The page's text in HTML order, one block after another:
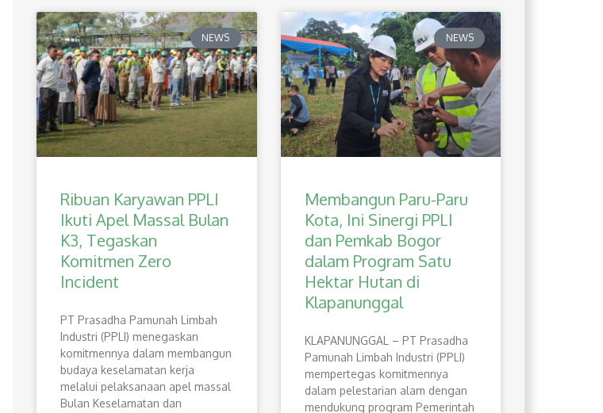
NEWS
Ribuan Karyawan PPLI
Ikuti Apel Massal Bulan
K3, Tegaskan
Komitmen Zero
Incident
PT Prasadha Pamunah Limbah
Industri (PPLI) menegaskan
komitmennya dalam membangun
budaya keselamatan kerja
melalui pelaksanaan apel massal
Bulan Keselamatan dan
NEWS
Membangun Paru-Paru
Kota, Ini Sinergi PPLI
dan Pemkab Bogor
dalam Program Satu
Hektar Hutan di
Klapanunggal
​KLAPANUNGGAL – PT Prasadha
Pamunah Limbah Industri (PPLI)
mempertegas komitmennya
dalam pelestarian alam dengan
mendukung program Pemerintah